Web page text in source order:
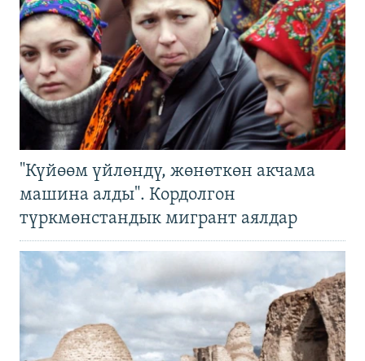
"Күйөөм үйлөндү, жөнөткөн акчама
машина алды". Кордолгон
түркмөнстандык мигрант аялдар